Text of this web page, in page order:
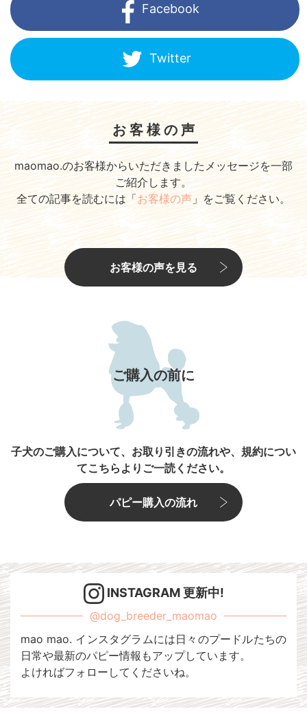
Facebook
Twitter
お客様の声
maomao.のお客様からいただきましたメッセージを一部
ご紹介します。
全ての記事を読むには「お客様の声 」をご覧ください。
お客様の声を見る
ご購入の前に
子犬のご購入について、お取り引きの流れや、規約につい
てこちらよりご一読ください。
パピー購入の流れ
INSTAGRAM 更新中!
@dog_breeder_maomao
mao mao. インスタグラムには日々のプードルたちの
日常や最新のパピー情報もアップしています。
よければフォローしてくださいね。